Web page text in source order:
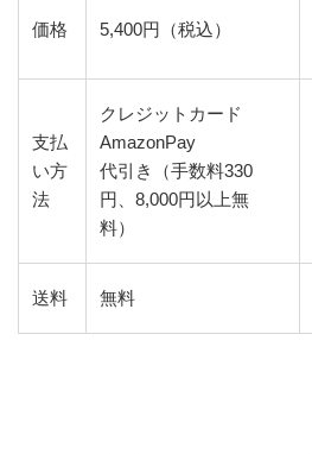
価格 5,400円（税込）
支払
い方
法
クレジットカード
AmazonPay
代引き（手数料330
円、8,000円以上無
料）
送料 無料